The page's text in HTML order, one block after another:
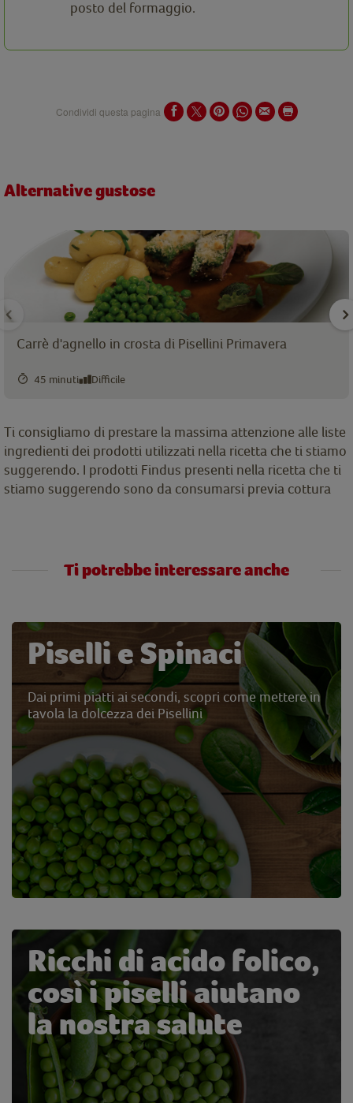
posto del formaggio.
Condividi questa pagina
Alternative gustose
Carrè d'agnello in crosta di Pisellini Primavera
45 minuti Difficile
Ti consigliamo di prestare la massima attenzione alle liste
ingredienti dei prodotti utilizzati nella ricetta che ti stiamo
suggerendo. I prodotti Findus presenti nella ricetta che ti
stiamo suggerendo sono da consumarsi previa cottura
Ti potrebbe interessare anche
Piselli e Spinaci
Dai primi piatti ai secondi, scopri come mettere in
tavola la dolcezza dei Pisellini
Ricchi di acido folico,
così i piselli aiutano
la nostra salute